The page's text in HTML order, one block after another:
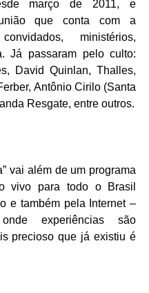
março de 2011, e
que conta com a
ministérios,
Já passaram pelo culto:
David Quinlan, Thalles,
Antônio Cirilo (Santa
Resgate, entre outros.
” vai além de um programa
vivo para todo o Brasil
e também pela Internet –
experiências são
precioso que já existiu é